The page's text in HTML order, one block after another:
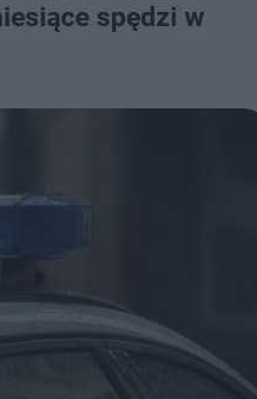
spędzi w